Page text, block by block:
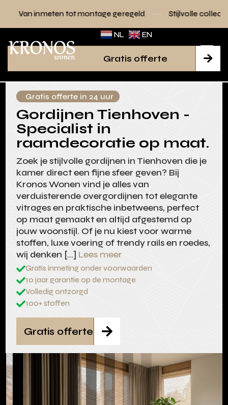
tot montage geregeld Stijlvolle collecties voor elk
NL EN

Gratis offerte
Gratis offerte in 24 uur
Gordijnen Tienhoven -
Specialist in
raamdecoratie op maat.
Zoek je stijlvolle gordijnen in Tienhoven die je
kamer direct een fijne sfeer geven? Bij
Kronos Wonen vind je alles van
verduisterende overgordijnen tot elegante
vitrages en praktische inbetweens, perfect
op maat gemaakt en altijd afgestemd op
jouw woonstijl. Of je nu kiest voor warme
stoffen, luxe voering of trendy rails en roedes,
wij denken […] Lees meer
Gratis inmeting onder voorwaarden
10 jaar garantie op de montage
Volledig ontzorgd
100+ stoffen

Gratis offerte